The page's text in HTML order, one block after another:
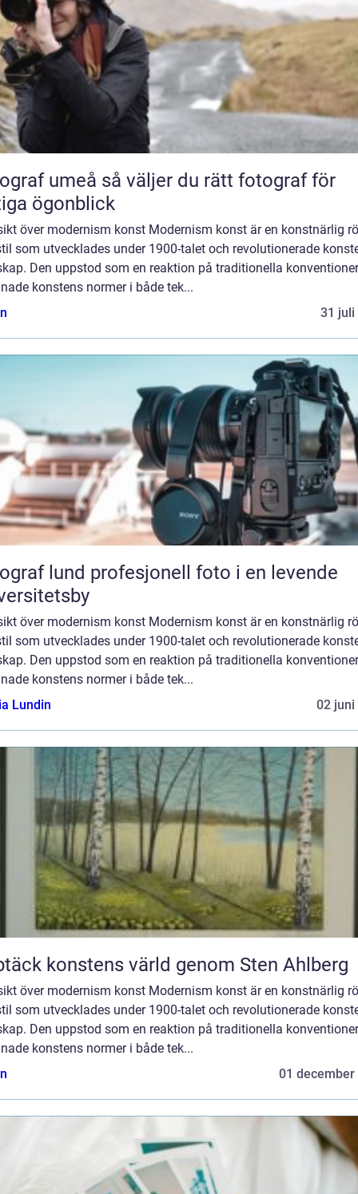
så väljer du rätt fotograf för
ögonblick
över modernism konst Modernism konst är en konstnärlig
som utvecklades under 1900-talet och revolutionerade
Den uppstod som en reaktion på traditionella
konstens normer i både tek...
31 juli
profesjonell foto i en levende
över modernism konst Modernism konst är en konstnärlig
som utvecklades under 1900-talet och revolutionerade
Den uppstod som en reaktion på traditionella
konstens normer i både tek...
Lundin
02 juni
konstens värld genom Sten Ahlberg
över modernism konst Modernism konst är en konstnärlig
som utvecklades under 1900-talet och revolutionerade
Den uppstod som en reaktion på traditionella
konstens normer i både tek...
01 december